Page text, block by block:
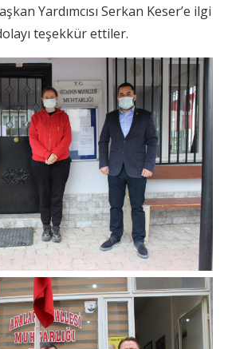
Yardımcısı Serkan Keser’e ilgi
teşekkür ettiler.